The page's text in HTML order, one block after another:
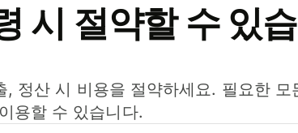
시 절약할 수 있습
정산 시 비용을 절약하세요. 필요한 모
용할 수 있습니다.